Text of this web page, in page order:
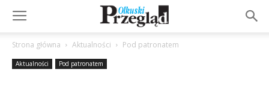
Strona główna Aktualności Pod patronatem
Aktualności Pod patronatem